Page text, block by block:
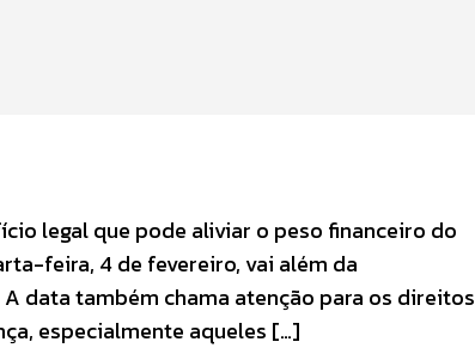
legal que pode aliviar o peso financeiro do
feira, 4 de fevereiro, vai além da
data também chama atenção para os direitos
especialmente aqueles […]